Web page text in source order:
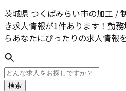
茨城県 つくばみらい市の加工 /
き求人情報が1件あります！勤
らあなたにぴったりの求人情報
検索